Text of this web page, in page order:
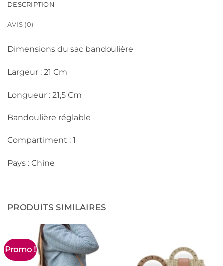
DESCRIPTION
AVIS (0)
Dimensions du sac bandoulière
Largeur : 21 Cm
Longueur : 21,5 Cm
Bandoulière réglable
Compartiment : 1
Pays : Chine
PRODUITS SIMILAIRES
Promo !